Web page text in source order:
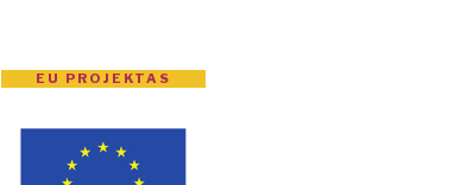
EU PROJEKTAS